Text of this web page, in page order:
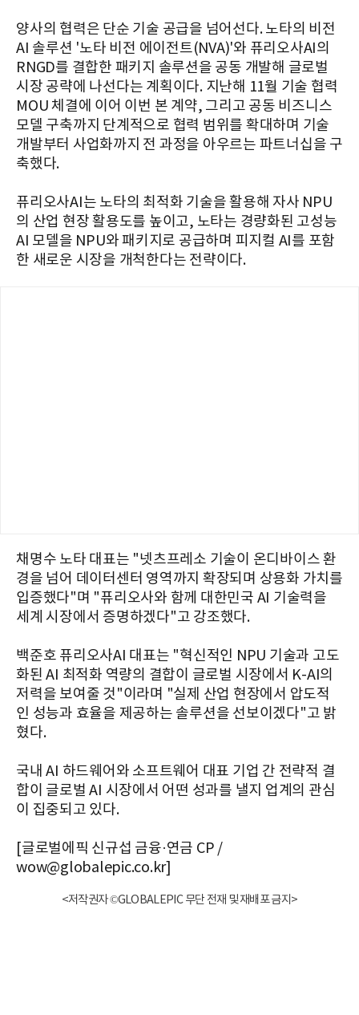
양사의 협력은 단순 기술 공급을 넘어선다. 노타의 비전
AI 솔루션 '노타 비전 에이전트(NVA)'와 퓨리오사AI의
RNGD를 결합한 패키지 솔루션을 공동 개발해 글로벌
시장 공략에 나선다는 계획이다. 지난해 11월 기술 협력
MOU 체결에 이어 이번 본 계약, 그리고 공동 비즈니스
모델 구축까지 단계적으로 협력 범위를 확대하며 기술
개발부터 사업화까지 전 과정을 아우르는 파트너십을 구
축했다.
퓨리오사AI는 노타의 최적화 기술을 활용해 자사 NPU
의 산업 현장 활용도를 높이고, 노타는 경량화된 고성능
AI 모델을 NPU와 패키지로 공급하며 피지컬 AI를 포함
한 새로운 시장을 개척한다는 전략이다.
채명수 노타 대표는 "넷츠프레소 기술이 온디바이스 환
경을 넘어 데이터센터 영역까지 확장되며 상용화 가치를
입증했다"며 "퓨리오사와 함께 대한민국 AI 기술력을
세계 시장에서 증명하겠다"고 강조했다.
백준호 퓨리오사AI 대표는 "혁신적인 NPU 기술과 고도
화된 AI 최적화 역량의 결합이 글로벌 시장에서 K-AI의
저력을 보여줄 것"이라며 "실제 산업 현장에서 압도적
인 성능과 효율을 제공하는 솔루션을 선보이겠다"고 밝
혔다.
국내 AI 하드웨어와 소프트웨어 대표 기업 간 전략적 결
합이 글로벌 AI 시장에서 어떤 성과를 낼지 업계의 관심
이 집중되고 있다.
[글로벌에픽 신규섭 금융·연금 CP /
wow@globalepic.co.kr]
<저작권자 ©GLOBALEPIC 무단 전재 및 재배포 금지>